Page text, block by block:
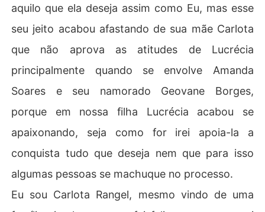
aquilo que ela deseja assim como Eu, mas esse
seu jeito acabou afastando de sua mãe Carlota
que não aprova as atitudes de Lucrécia
principalmente quando se envolve Amanda
Soares e seu namorado Geovane Borges,
porque em nossa filha Lucrécia acabou se
apaixonando, seja como for irei apoia-la a
conquista tudo que deseja nem que para isso
algumas pessoas se machuque no processo.
Eu sou Carlota Rangel, mesmo vindo de uma